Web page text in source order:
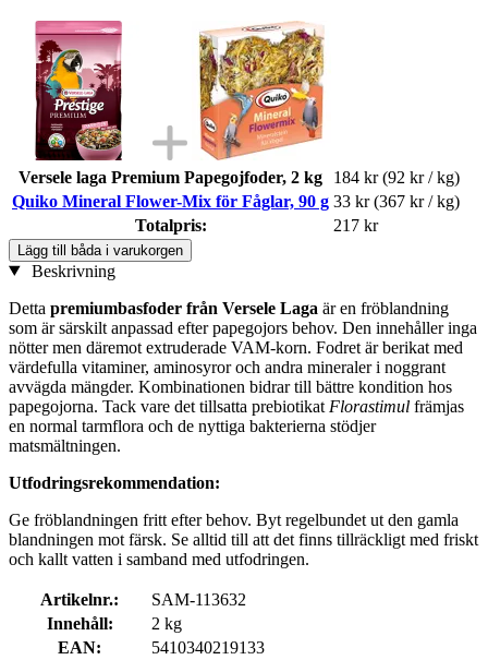
Versele laga Premium Papegojfoder, 2 kg 184 kr (92 kr / kg)
Quiko Mineral Flower-Mix för Fåglar, 90 g 33 kr (367 kr / kg)
Totalpris:
217 kr
Lägg till båda i varukorgen
Beskrivning
Detta premiumbasfoder från Versele Laga är en fröblandning
som är särskilt anpassad efter papegojors behov. Den innehåller inga
nötter men däremot extruderade VAM-korn. Fodret är berikat med
värdefulla vitaminer, aminosyror och andra mineraler i noggrant
avvägda mängder. Kombinationen bidrar till bättre kondition hos
papegojorna. Tack vare det tillsatta prebiotikat Florastimul främjas
en normal tarmflora och de nyttiga bakterierna stödjer
matsmältningen.
Utfodringsrekommendation:
Ge fröblandningen fritt efter behov. Byt regelbundet ut den gamla
blandningen mot färsk. Se alltid till att det finns tillräckligt med friskt
och kallt vatten i samband med utfodringen.
Artikelnr.:
SAM-113632
Innehåll:
2 kg
EAN:
5410340219133